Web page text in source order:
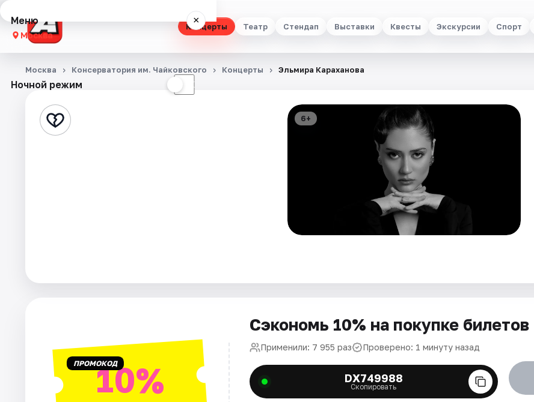
Концерты Театр Стендап Выставки Квесты Экскурсии Спорт
Меню ×
Москва
Концерты
Стендап
Артисты
Ночной режим ☾
Москва Консерватория им. Чайковского Концерты Эльмира Караханова
6+
ПРОМОКОД10%
Сэкономь 10% на покупке билетов
Применили: 7 955 раз Проверено: 1 минуту назад
DX749988
Скопировать